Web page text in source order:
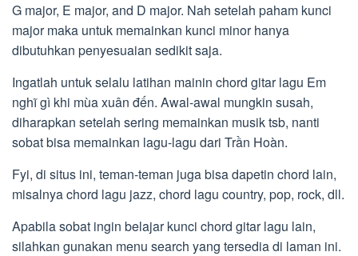
G major, E major, and D major. Nah setelah paham kunci
major maka untuk memainkan kunci minor hanya
dibutuhkan penyesuaian sedikit saja.
Ingatlah untuk selalu latihan mainin chord gitar lagu Em
nghĩ gì khi mùa xuân đến. Awal-awal mungkin susah,
diharapkan setelah sering memainkan musik tsb, nanti
sobat bisa memainkan lagu-lagu dari Trần Hoàn.
Fyi, di situs ini, teman-teman juga bisa dapetin chord lain,
misalnya chord lagu jazz, chord lagu country, pop, rock, dll.
Apabila sobat ingin belajar kunci chord gitar lagu lain,
silahkan gunakan menu search yang tersedia di laman ini.